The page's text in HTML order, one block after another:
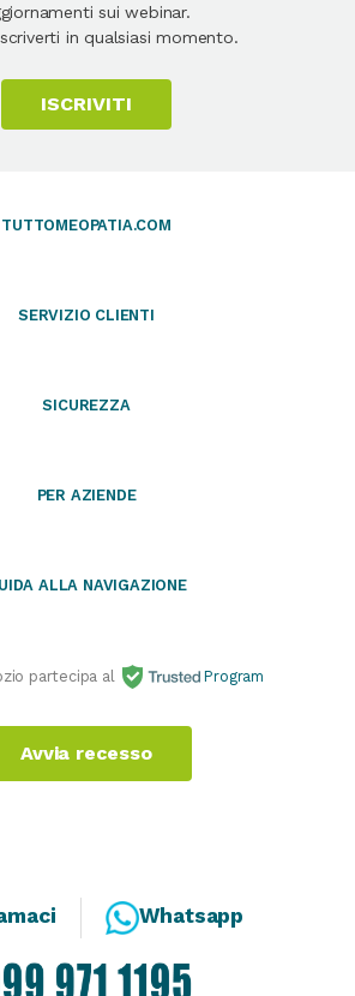
sui webinar.
in qualsiasi momento.
ISCRIVITI
TUTTOMEOPATIA.COM
SERVIZIO CLIENTI
SICUREZZA
PER AZIENDE
ALLA NAVIGAZIONE
partecipa al Program
Avvia recesso
Whatsapp